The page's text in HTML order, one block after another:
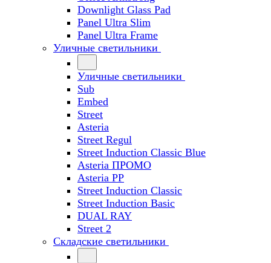
Downlight Glass Pad
Panel Ultra Slim
Panel Ultra Frame
Уличные светильники
Уличные светильники
Sub
Embed
Street
Asteria
Street Regul
Street Induction Classic Blue
Asteria ПРОМО
Asteria PP
Street Induction Classic
Street Induction Basic
DUAL RAY
Street 2
Складские светильники